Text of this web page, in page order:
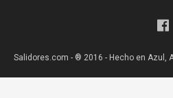
Salidores.com - ® 2016 - Hecho en Azul,